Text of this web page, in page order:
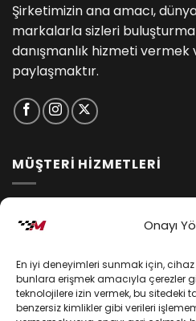
Onayı
En iyi deneyimleri sunmak için,
bunlara erişmek amacıyla çerezler
teknolojilere izin vermek, bu sitedeki
benzersiz kimlikler gibi verileri
Şirketimizin ana amacı,
markalarla sizleri
danışmanlık hizmeti
paylaşmaktır.
MÜŞTERİ HİZMETLERİ
Kişisel Verilerin Korunması
Mesafeli Satış Sözleşmesi